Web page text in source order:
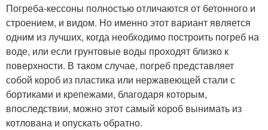
Погреба-кессоны полностью отличаются от бетонного и
строением, и видом. Но именно этот вариант является
одним из лучших, когда необходимо построить погреб на
воде, или если грунтовые воды проходят близко к
поверхности. В таком случае, погреб представляет
собой короб из пластика или нержавеющей стали с
бортиками и крепежами, благодаря которым,
впоследствии, можно этот самый короб вынимать из
котлована и опускать обратно.